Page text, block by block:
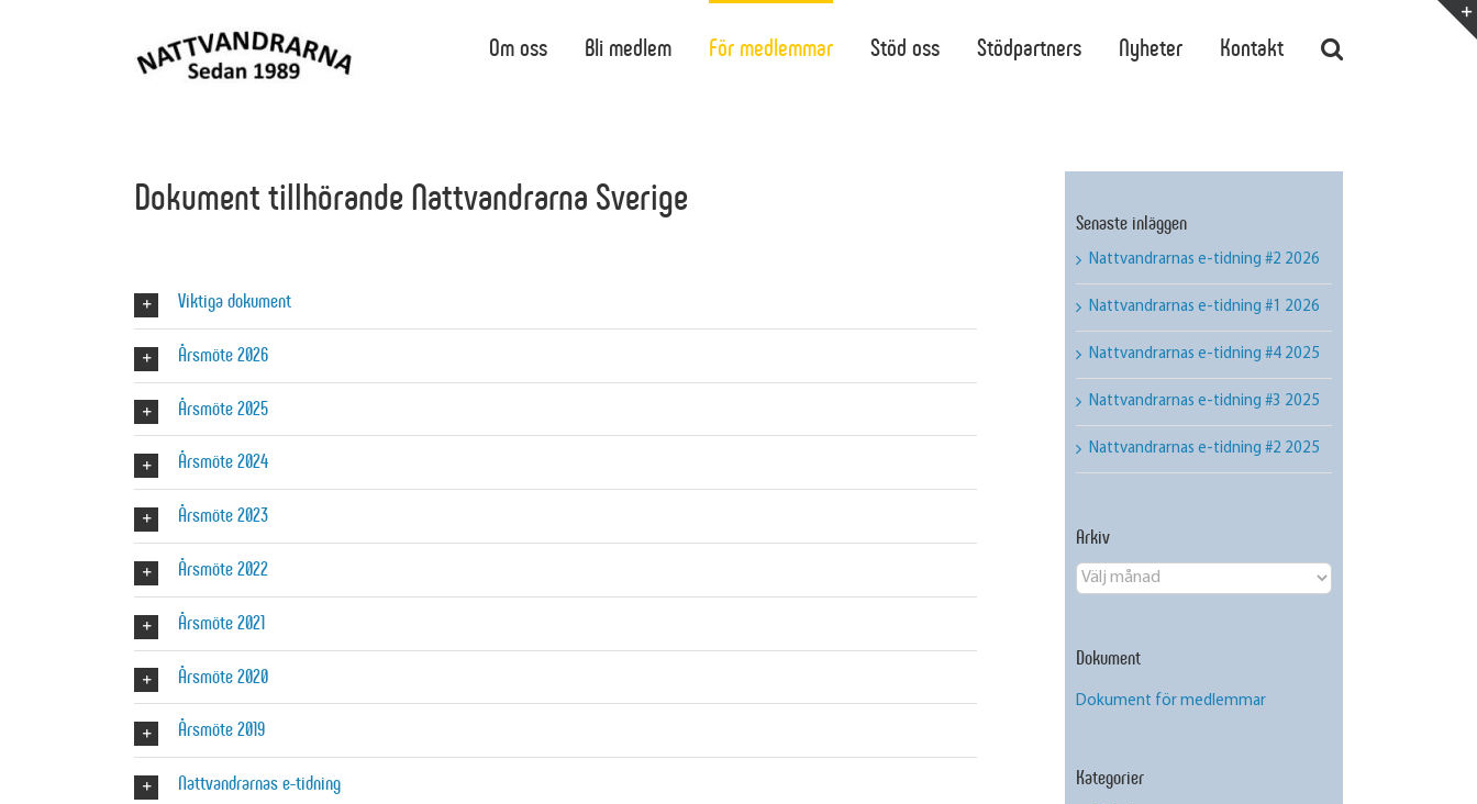
Om oss Bli medlem För medlemmar Stöd oss Stödpartners Nyheter Kontakt
Dokument tillhörande Nattvandrarna Sverige
Viktiga dokument
Årsmöte 2026
Årsmöte 2025
Årsmöte 2024
Årsmöte 2023
Årsmöte 2022
Årsmöte 2021
Årsmöte 2020
Årsmöte 2019
Nattvandrarnas e-tidning
Senaste inläggen
Nattvandrarnas e-tidning #2 2026
Nattvandrarnas e-tidning #1 2026
Nattvandrarnas e-tidning #4 2025
Nattvandrarnas e-tidning #3 2025
Nattvandrarnas e-tidning #2 2025
Arkiv
Arkiv
Dokument
Dokument för medlemmar
Kategorier